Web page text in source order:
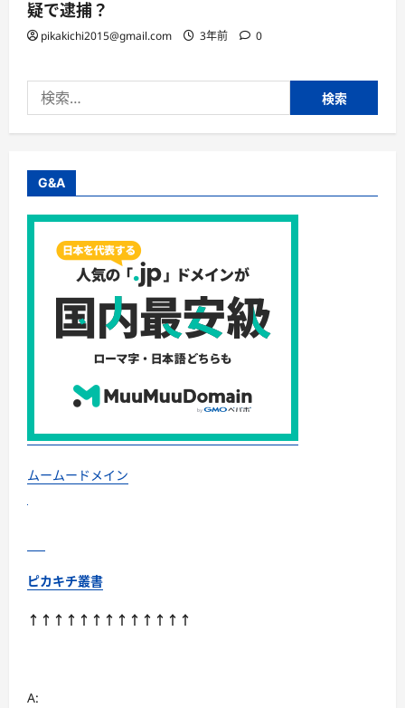
疑で逮捕？
pikakichi2015@gmail.com 3年前 0
索:
G&A
ムームードメイン
ピカキチ叢書
↑↑↑↑↑↑↑↑↑↑↑↑↑
A: